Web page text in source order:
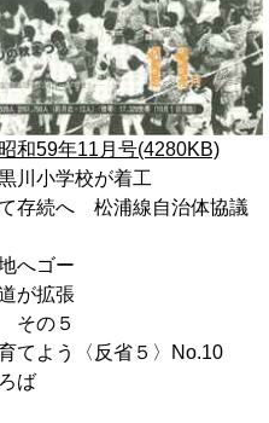
和59年11月号(4280KB)
川小学校が着工
存続へ 松浦線自治体協議
へゴー
が拡張
その５
てよう〈反省５〉No.10
ば